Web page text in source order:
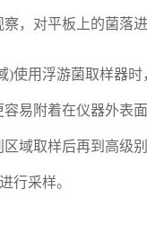
，对平板上的菌落进
)使用浮游菌取样器
易附着在仪器外表
域取样后再到高级
行采样。